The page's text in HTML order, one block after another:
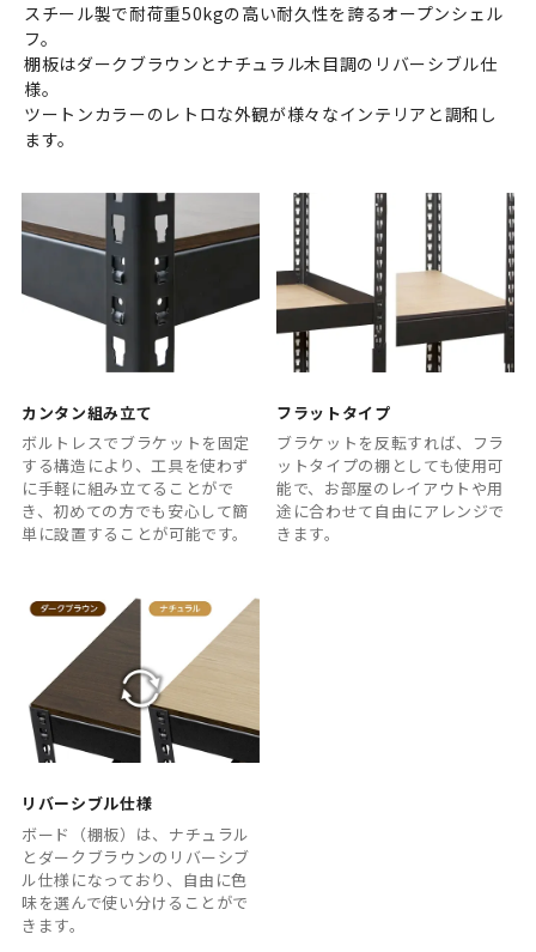
スチール製で耐荷重50kgの高い耐久性を誇るオープンシェル
フ。
棚板はダークブラウンとナチュラル木目調のリバーシブル仕
様。
ツートンカラーのレトロな外観が様々なインテリアと調和し
ます。
カンタン組み立て
ボルトレスでブラケットを固定
する構造により、工具を使わず
に手軽に組み立てることがで
き、初めての方でも安心して簡
単に設置することが可能です。
フラットタイプ
ブラケットを反転すれば、フラ
ットタイプの棚としても使用可
能で、お部屋のレイアウトや用
途に合わせて自由にアレンジで
きます。
リバーシブル仕様
ボード（棚板）は、ナチュラル
とダークブラウンのリバーシブ
ル仕様になっており、自由に色
味を選んで使い分けることがで
きます。